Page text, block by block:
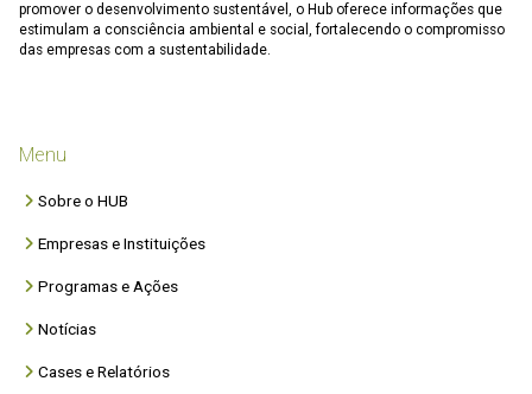
promover o desenvolvimento sustentável, o Hub oferece informações que
estimulam a consciência ambiental e social, fortalecendo o compromisso
das empresas com a sustentabilidade.
Menu
Sobre o HUB
Empresas e Instituições
Programas e Ações
Notícias
Cases e Relatórios